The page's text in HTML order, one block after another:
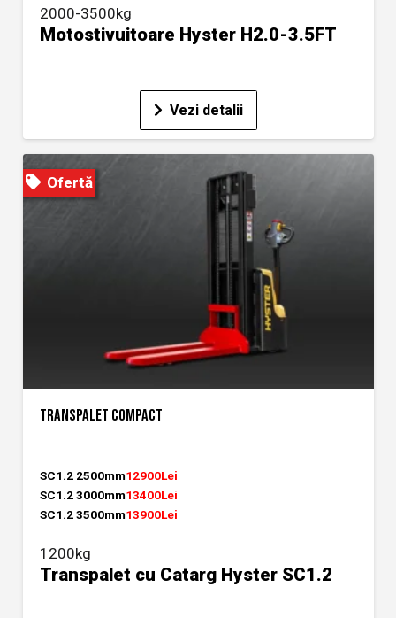
2000-3500kg
Motostivuitoare Hyster H2.0-3.5FT
Vezi detalii
Ofertă
TRANSPALET COMPACT
SC1.2 2500mm12900Lei
SC1.2 3000mm13400Lei
SC1.2 3500mm13900Lei
1200kg
Transpalet cu Catarg Hyster SC1.2